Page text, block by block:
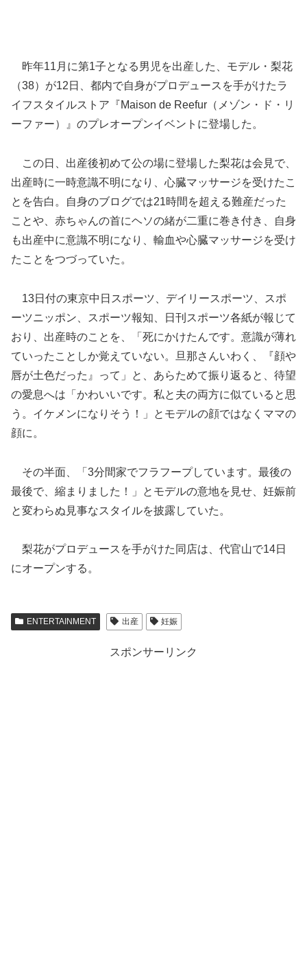
昨年11月に第1子となる男児を出産した、モデル・梨花
（38）が12日、都内で自身がプロデュースを手がけたラ
イフスタイルストア『Maison de Reefur（メゾン・ド・リ
ーファー）』のプレオープンイベントに登場した。
この日、出産後初めて公の場に登場した梨花は会見で、
出産時に一時意識不明になり、心臓マッサージを受けたこ
とを告白。自身のブログでは21時間を超える難産だった
ことや、赤ちゃんの首にヘソの緒が二重に巻き付き、自身
も出産中に意識不明になり、輸血や心臓マッサージを受け
たことをつづっていた。
13日付の東京中日スポーツ、デイリースポーツ、スポ
ーツニッポン、スポーツ報知、日刊スポーツ各紙が報じて
おり、出産時のことを、「死にかけたんです。意識が薄れ
ていったことしか覚えていない。旦那さんいわく、『顔や
唇が土色だった』って」と、あらためて振り返ると、待望
の愛息へは「かわいいです。私と夫の両方に似ていると思
う。イケメンになりそう！」とモデルの顔ではなくママの
顔に。
その半面、「3分間家でフラフープしています。最後の
最後で、縮まりました！」とモデルの意地を見せ、妊娠前
と変わらぬ見事なスタイルを披露していた。
梨花がプロデュースを手がけた同店は、代官山で14日
にオープンする。
ENTERTAINMENT 出産 妊娠
スポンサーリンク